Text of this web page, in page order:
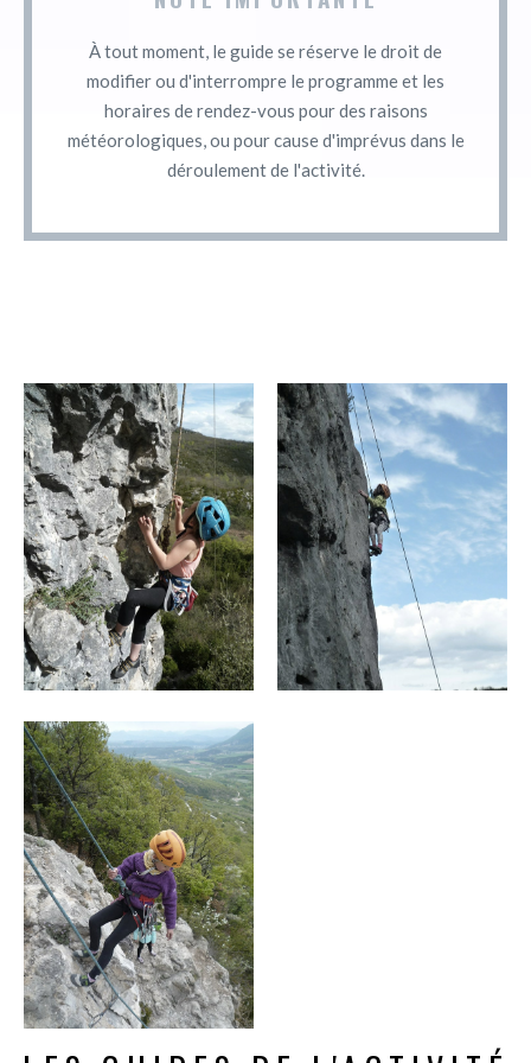
À tout moment, le guide se réserve le droit de
modifier ou d'interrompre le programme et les
horaires de rendez-vous pour des raisons
météorologiques, ou pour cause d'imprévus dans le
déroulement de l'activité.